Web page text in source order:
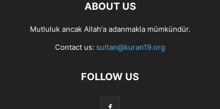
ABOUT US
Mutluluk ancak Allah'a adanmakla mümkündür.
Contact us: sultan@kuran19.org
FOLLOW US